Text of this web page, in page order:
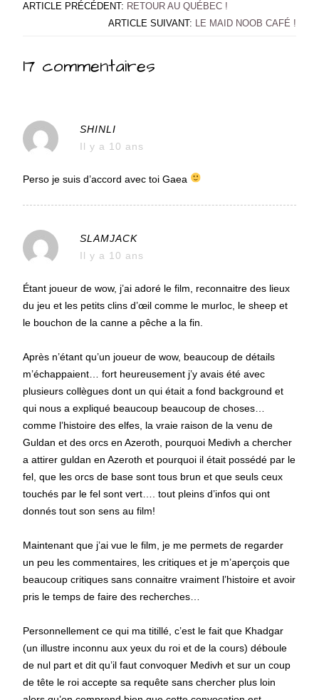
ARTICLE PRÉCÉDENT: RETOUR AU QUÉBEC !
ARTICLE SUIVANT: LE MAID NOOB CAFÉ !
17 commentaires
SHINLI
Il y a 10 ans
Perso je suis d’accord avec toi Gaea
SLAMJACK
Il y a 10 ans
Étant joueur de wow, j’ai adoré le film, reconnaitre des lieux
du jeu et les petits clins d’œil comme le murloc, le sheep et
le bouchon de la canne a pêche a la fin.
Après n’étant qu’un joueur de wow, beaucoup de détails
m’échappaient… fort heureusement j’y avais été avec
plusieurs collègues dont un qui était a fond background et
qui nous a expliqué beaucoup beaucoup de choses…
comme l’histoire des elfes, la vraie raison de la venu de
Guldan et des orcs en Azeroth, pourquoi Medivh a chercher
a attirer guldan en Azeroth et pourquoi il était possédé par le
fel, que les orcs de base sont tous brun et que seuls ceux
touchés par le fel sont vert…. tout pleins d’infos qui ont
donnés tout son sens au film!
Maintenant que j’ai vue le film, je me permets de regarder
un peu les commentaires, les critiques et je m’aperçois que
beaucoup critiques sans connaitre vraiment l’histoire et avoir
pris le temps de faire des recherches…
Personnellement ce qui ma titillé, c’est le fait que Khadgar
(un illustre inconnu aux yeux du roi et de la cours) déboule
de nul part et dit qu’il faut convoquer Medivh et sur un coup
de tête le roi accepte sa requête sans chercher plus loin